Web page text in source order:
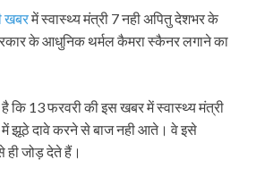
खबरमें स्वास्थ्य मंत्री 7 नही अपितु देशभर के
के आधुनिक थर्मल कैमरा स्कैनर लगाने का
कि 13 फरवरी की इस खबर में स्वास्थ्य मंत्री
में झूठे दावे करने से बाज नही आते। वे इसे
ही जोड़ देते हैं।